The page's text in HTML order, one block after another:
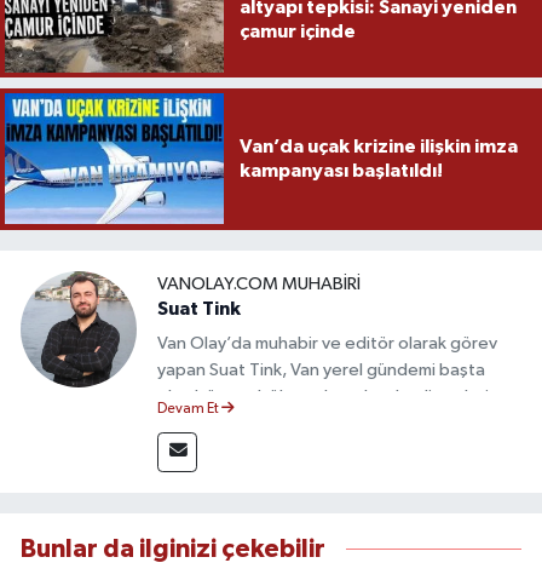
altyapı tepkisi: Sanayi yeniden
çamur içinde
Van’da uçak krizine ilişkin imza
kampanyası başlatıldı!
VANOLAY.COM MUHABIRI
Suat Tink
Van Olay’da muhabir ve editör olarak görev
yapan Suat Tink, Van yerel gündemi başta
olmak üzere bölgesel ve ulusal gelişmeleri
mezunu olan Tink, sahadan edindiği bilgilerle
doğruluk, tarafsızlık ve etik ilkeler
Devam Et
Bunlar da ilginizi çekebilir